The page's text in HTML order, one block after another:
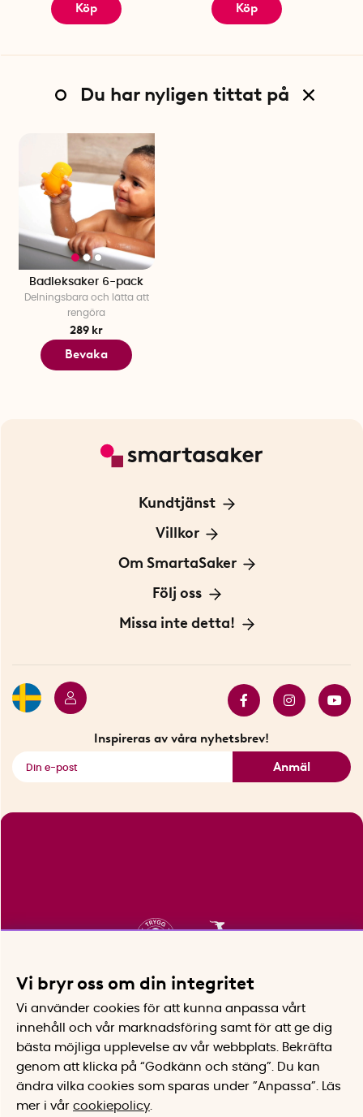
Köp Köp
Du har nyligen tittat på
Badleksaker 6-pack
Delningsbara och lätta att
rengöra
289 kr
Bevaka
Kundtjänst
Kontakta oss
För Företag
Villkor
Frakt och leverans
Personuppgiftspolicy
Om SmartaSaker
Om oss
Vår historia
Följ oss
Blogg: Smarta tips
Missa inte detta!
Inspireras av våra nyhetsbrev!
Anmäl
Vi bryr oss om din integritet
Vi använder cookies för att kunna anpassa vårt
innehåll och vår marknadsföring samt för att ge dig
bästa möjliga upplevelse av vår webbplats.
Bekräfta
genom att klicka på “Godkänn och stäng”. Du kan
ändra vilka cookies som sparas under ”Anpassa”.
Läs
mer i vår cookiepolicy